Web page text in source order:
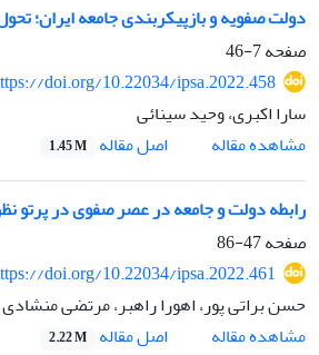
دولت صفویه و بازپیکربندی جامعه ایران؛
صفحه7-46
doi.org/10.22034/ipsa.2022.458
سارا اکبری، وحید سینائی
مشاهده مقاله
اصل مقاله 1.45 M
رابطه دولت و جامعه در عصر صفوی در پرتو
صفحه47-86
doi.org/10.22034/ipsa.2022.461
حسن براتی پور، اهورا راهبر، مرتضی منشادی
مشاهده مقاله
اصل مقاله 2.22 M